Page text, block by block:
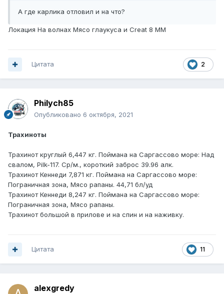
А где карлика отловил и на что?
Локация На волнах Мясо глаукуса и Creat 8 ММ
2
Цитата
Philych85
Опубликовано 6 октября, 2021
Трахиноты
Трахинот круглый 6,447 кг. Поймана на Саргассово море: Над
свалом, Pilk-117. Ср/м., короткий заброс 39.96 алк.
Трахинот Кеннеди 7,871 кг. Поймана на Саргассово море:
Пограничная зона, Мясо рапаны. 44,71 бл/уд
Трахинот Кеннеди 8,247 кг. Поймана на Саргассово море:
Пограничная зона, Мясо рапаны.
Трахинот большой в прилове и на спин и на наживку.
11
Цитата
alexgredy